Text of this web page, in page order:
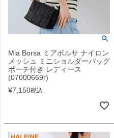
Mia Borsa ミアボルサ ナイロン
メッシュ ミニショルダーバッグ
ポーチ付き レディース
(07000669r)
¥7,150税込